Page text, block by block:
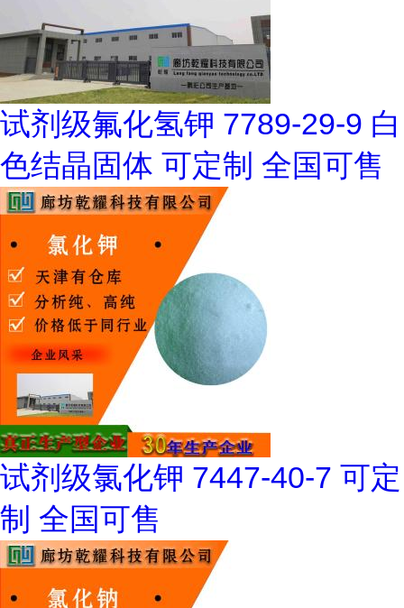
试剂级氟化氢钾 7789-29-9 白
色结晶固体 可定制 全国可售
试剂级氯化钾 7447-40-7 可定
制 全国可售